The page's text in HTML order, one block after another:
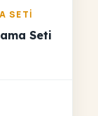
SETI
Seti